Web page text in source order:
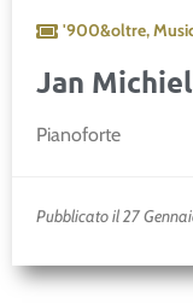
'900&oltre,
Jan
Pianoforte
Pubblicato il 27